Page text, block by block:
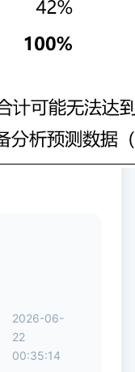
2026-06-
22
00:35:14